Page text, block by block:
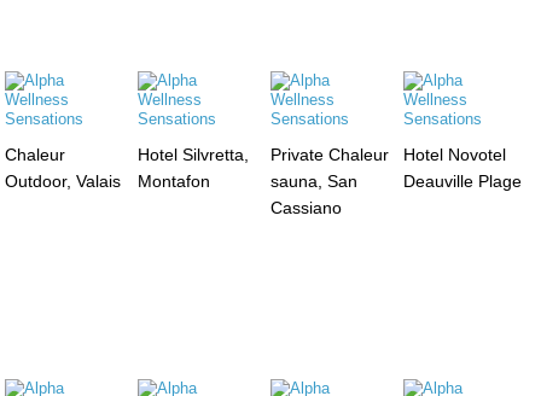
Chaleur
Outdoor, Valais
Hotel Silvretta,
Montafon
Private Chaleur
sauna, San
Cassiano
Hotel Novotel
Deauville Plage